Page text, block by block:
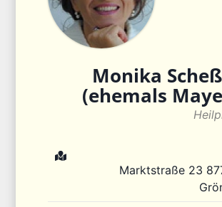
Monika
(ehemals
Marktstraße 23